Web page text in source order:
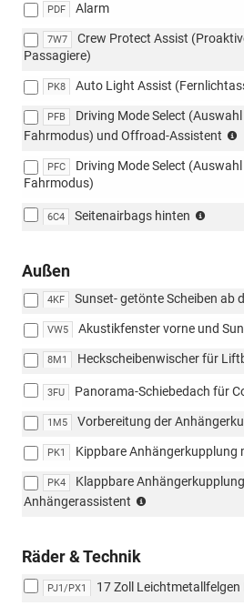
möglich)
PDF Alarm
7W7
Crew Protect Assist
Passagiere)
PK8 Auto Light Assist
PFB
Driving Mode Select
Fahrmodus) und Offroad-Assistent
PFC
Driving Mode Select
Fahrmodus)
6C4 Seitenairbags hinten
Außen
4KF Sunset- getönte Scheiben ab
VW5 Akustikfenster vorne und
8M1 Heckscheibenwischer für
3FU Panorama-Schiebedach für
1M5 Vorbereitung der
PK1 Kippbare Anhängerkupplung
PK4
Klappbare
Anhängerassistent
möglich
Räder & Technik
PJ1/PX1 17 Zoll Leichtmetallfelgen